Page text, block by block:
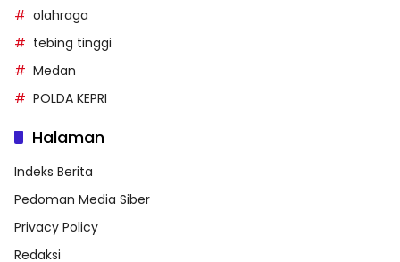
olahraga
tebing tinggi
Medan
POLDA KEPRI
Halaman
Indeks Berita
Pedoman Media Siber
Privacy Policy
Redaksi